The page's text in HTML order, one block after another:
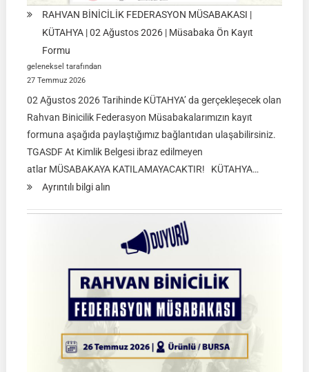
RAHVAN BİNİCİLİK FEDERASYON MÜSABAKASI |
KÜTAHYA | 02 Ağustos 2026 | Müsabaka Ön Kayıt
Formu
geleneksel tarafından
27 Temmuz 2026
02 Ağustos 2026 Tarihinde KÜTAHYA’ da gerçekleşecek olan
Rahvan Binicilik Federasyon Müsabakalarımızın kayıt
formuna aşağıda paylaştığımız bağlantıdan ulaşabilirsiniz.
TGASDF At Kimlik Belgesi ibraz edilmeyen
atlar MÜSABAKAYA KATILAMAYACAKTIR! KÜTAHYA…
Ayrıntılı bilgi alın:
FEDERASYON
MÜSABAKASI
|
KÜTAHYA
|
02
Ağustos